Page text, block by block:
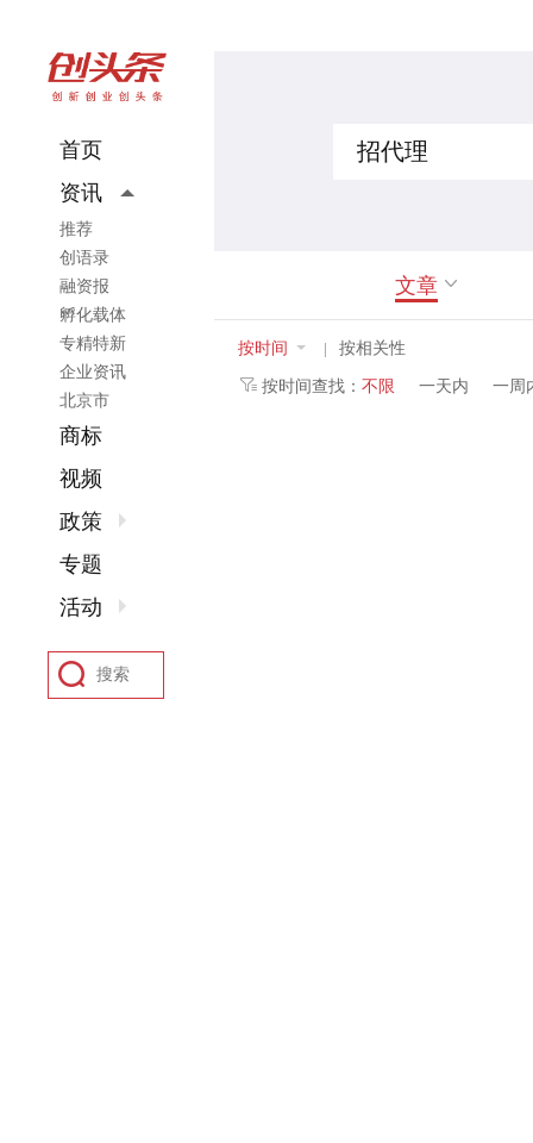
文章
按时间 |
按相关性
按时间查找： 不限 一天内 一周
首页
资讯
推荐
创语录
融资报
孵化载体
专精特新
企业资讯
北京市
商标
视频
政策
专题
活动